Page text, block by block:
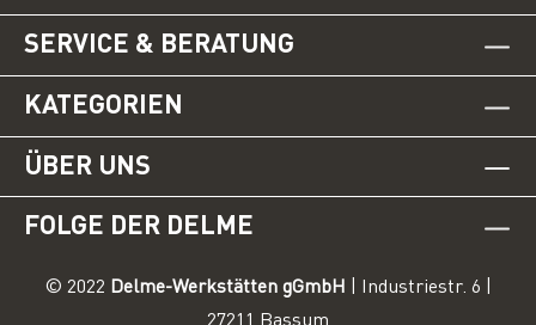
SERVICE & BERATUNG
KATEGORIEN
ÜBER UNS
FOLGE DER DELME
© 2022 Delme-Werkstätten gGmbH | Industriestr. 6 |
27211 Bassum